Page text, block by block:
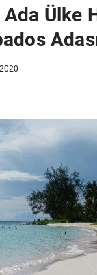
Ülke